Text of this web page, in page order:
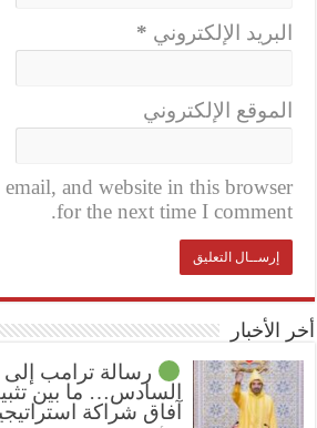
البريد الإلكتروني *
الموقع الإلكتروني
email, and website in this browser
for the next time I comment.
أخر الأخبار
رسالة ترامب
السادس… ما بين
آفاق شراكة